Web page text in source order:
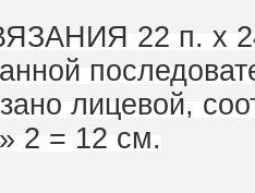
22 п. х
лицевой,
2 = 12 cм.